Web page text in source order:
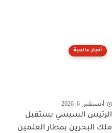
أخبار عالمية
أغسطس 6, 2026
الرئيس السيسي يستقبل
ملك البحرين بمطار العلمين